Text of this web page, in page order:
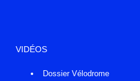
VIDÉOS
Dossier Vélodrome